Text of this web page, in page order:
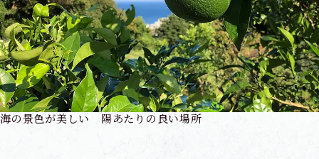
海の景色が美しい 陽あたりの良い場所